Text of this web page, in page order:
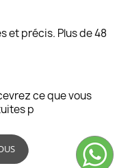
et précis. Plus de 48
ce que vous
p